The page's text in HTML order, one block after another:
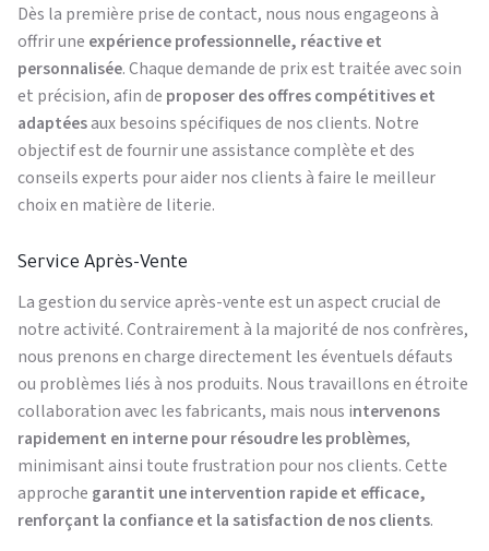
Dès la première prise de contact, nous nous engageons à
offrir une expérience professionnelle, réactive et
personnalisée. Chaque demande de prix est traitée avec soin
et précision, afin de proposer des offres compétitives et
adaptéesaux besoins spécifiques de nos clients. Notre
objectif est de fournir une assistance complète et des
conseils experts pour aider nos clients à faire le meilleur
choix en matière de literie.
Service Après-Vente
La gestion du service après-vente est un aspect crucial de
notre activité. Contrairement à la majorité de nos confrères,
nous prenons en charge directement les éventuels défauts
ou problèmes liés à nos produits. Nous travaillons en étroite
collaboration avec les fabricants, mais nous intervenons
rapidement en interne pour résoudre les problèmes,
minimisant ainsi toute frustration pour nos clients. Cette
approche garantit une intervention rapide et efficace,
renforçant la confiance et la satisfaction de nos clients.